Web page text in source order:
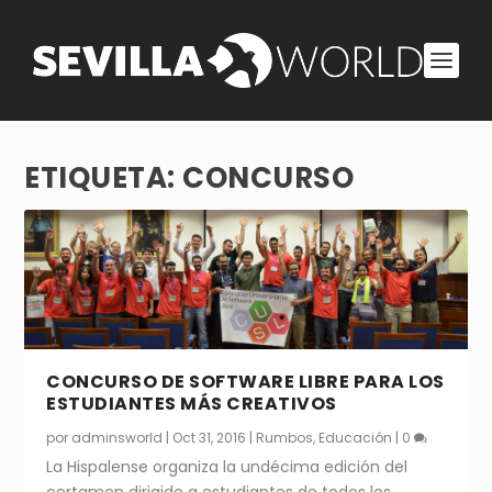
ETIQUETA: CONCURSO
CONCURSO DE SOFTWARE LIBRE PARA LOS
ESTUDIANTES MÁS CREATIVOS
por adminsworld | Oct 31, 2016 | Rumbos, Educación | 0
La Hispalense organiza la undécima edición del